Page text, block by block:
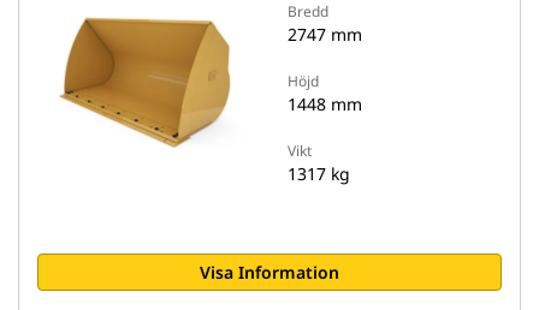
Bredd
2747 mm
Höjd
1448 mm
Vikt
1317 kg
Visa Information